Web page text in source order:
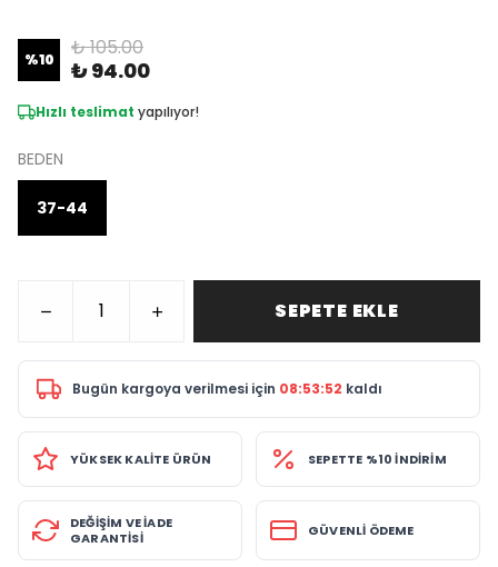
✅ Bugün 16 adet
%10 ₺ 105.00
₺ 94.00
Hızlı teslimat yapılıyor!
BEDEN
37-44
SEPETE EKLE
Bugün kargoya verilmesi için 08:53:52 kaldı
YÜKSEK KALİTE ÜRÜN SEPETTE %10 İNDİRİM
DEĞİŞİM VE İADE
GARANTİSİ
GÜVENLİ ÖDEME